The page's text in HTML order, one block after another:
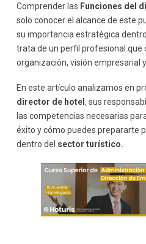
Toma de decisiones
Conocimientos técnicos
La importancia del director
cliente
Calidad del servicio
Fidelización
Retos actuales en la
Digitalización
Sostenibilidad
Cómo formarte para ser
Formación en gestión
Aprendizaje práctico
Comprender las Funciones del
solo conocer el alcance de este
su importancia estratégica
trata de un perfil profesional que
organización, visión empresarial
En este artículo analizamos en
director de hotel , sus
las competencias necesarias
éxito y cómo puedes prepararte
dentro del sector turístico.